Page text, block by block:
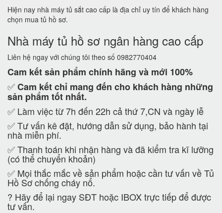
Hiện nay nhà máy tủ sắt cao cấp là địa chỉ uy tín để khách hàng
chọn mua tủ hồ sơ.
Nhà máy tủ hồ sơ ngân hàng cao cấp
Liên hệ ngay với chúng tôi theo số 0982770404
Cam kếtsản phẩm chính hãng và mới 100%
✅Cam kếtchỉ mang đến cho khách hàng những
sản phẩm tốt nhất.
✅ Làm việc từ 7h đến 22h cả thứ 7,CN và ngày lễ
✅ Tư vấn kê đặt, hướng dẫn sử dụng, bảo hành tại
nhà miễn phí.
✅ Thanh toán khi nhận hàng và đã kiểm tra kĩ lưỡng
(có thể chuyển khoản)
✅ Mọi thắc mắc về sản phẩm hoặc cần tư vấn về Tủ
Hồ Sơ chống cháy nổ.
? Hãy để lại ngay SĐT hoặc IBOX trực tiếp để được
tư vấn.